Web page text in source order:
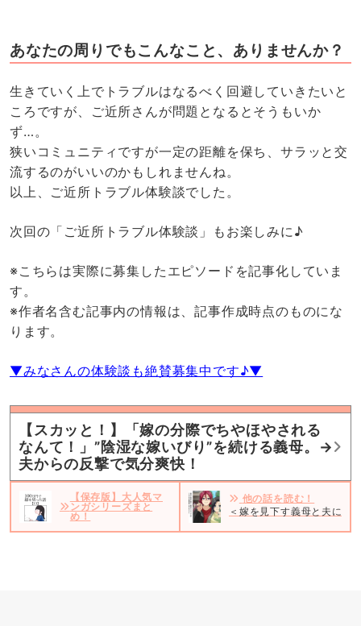
あなたの周りでもこんなこと、ありませんか？
生きていく上でトラブルはなるべく回避していきたいと
ころですが、ご近所さんが問題となるとそうもいか
ず…。
狭いコミュニティですが一定の距離を保ち、サラッと交
流するのがいいのかもしれませんね。
以上、ご近所トラブル体験談でした。
次回の「ご近所トラブル体験談」もお楽しみに♪
※こちらは実際に募集したエピソードを記事化していま
す。
※作者名含む記事内の情報は、記事作成時点のものにな
ります。
▼みなさんの体験談も絶賛募集中です♪▼
【スカッと！】「嫁の分際でちやほやされる
なんて！」”陰湿な嫁いびり”を続ける義母。→
夫からの反撃で気分爽快！
【保存版】大人気マ
ンガシリーズまと
め！
他の話を読む！
＜嫁を見下す義母と夫に堪